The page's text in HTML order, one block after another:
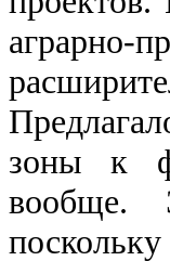
аграрно-
зоны к
вообще.